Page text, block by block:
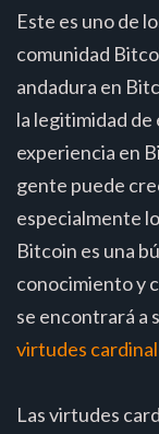
Este es uno de
comunidad
andadura en
la legitimidad
experiencia en
gente puede
especialmente
Bitcoin es una
conocimiento y
se encontrará a
virtudes
Las virtudes